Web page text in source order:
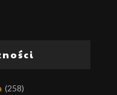
(258)